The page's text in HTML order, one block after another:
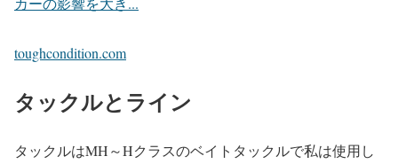
toughcondition.com
タックルとライン
タックルはMH～Hクラスのベイトタックルで私は使用し